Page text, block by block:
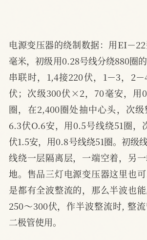
电源变压器的绕制数据：用EI－
毫米，初级用0.28号线分绕880圈
串联时，1,4接220伏，1－3，2
伏；次级300伏×2，70毫安，用
圈，在2,400圈处抽中心头，次
6.3伏O.6安，用0.5号线绕51圈，
伏1.5安，用0.8号线绕51圈。初级
线绕一层隔离层，一端空着，另
地。售品三灯电源变压器这里也
是都有全波整流的，那么半波也
250～300伏，作半波整流时, 整
二极管使用。